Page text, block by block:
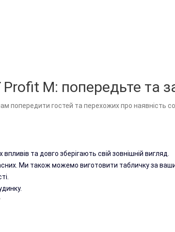
+
грн.
на вольєр чи будку, виготовлені з
чинників: дощу, снігу, вітру, та
індивідуальний розмір, дизайн, шрифт для
M: попередьте та
гостей та перехожих про наявність
та довго зберігають свій зовнішній вигляд.
Ми також можемо виготовити табличку за